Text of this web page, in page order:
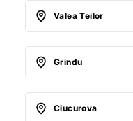
Valea Teilor
Grindu
Ciucurova